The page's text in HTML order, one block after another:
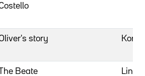
story
The Beate